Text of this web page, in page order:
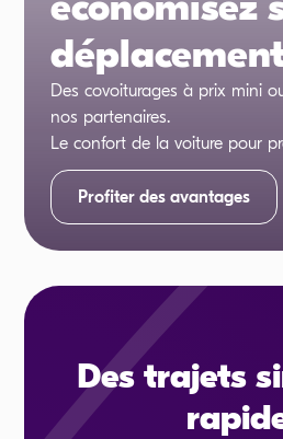
Des covoiturages à prix mini
nos partenaires.
Le confort de la voiture pour
Profiter des avantages
Des trajets